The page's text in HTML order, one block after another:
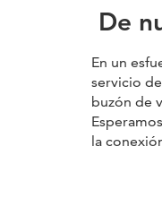
De
En un
servicio
buzón de
la